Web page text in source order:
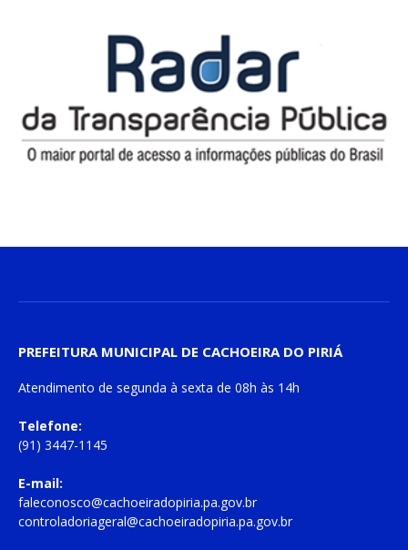
PREFEITURA MUNICIPAL DE CACHOEIRA DO PIRIÁ
Atendimento de segunda à sexta de 08h às 14h
Telefone:
(91) 3447-1145
E-mail:
faleconosco@cachoeiradopiria.pa.gov.br
controladoriageral@cachoeiradopiria.pa.gov.br